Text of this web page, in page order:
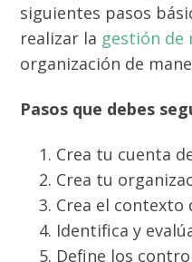
siguientes pasos
realizar la gestión de
organización de
Pasos que debes
Crea tu cuenta
Crea tu
Crea el contexto
Identifica y
Define los